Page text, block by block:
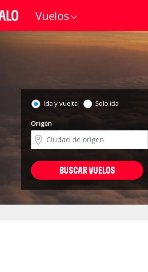
Vuelos
Ida y vuelta Solo ida
Origen
BUSCAR VUELOS